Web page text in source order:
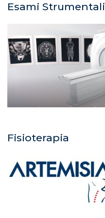
Esami Strumentali
Fisioterapia